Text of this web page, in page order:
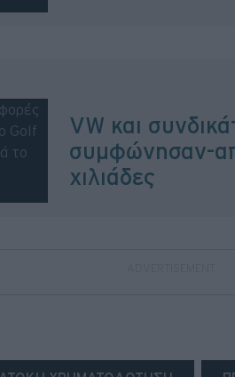
VW και
συμφώνησαν-
χιλιάδες